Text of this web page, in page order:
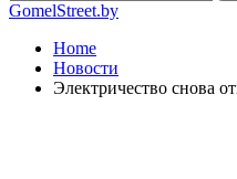
GomelStreet.by
Home
Новости
Электричество снова